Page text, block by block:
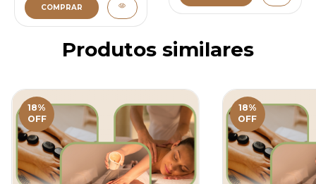
COMPRAR
Produtos similares
18%
OFF
18%
OFF